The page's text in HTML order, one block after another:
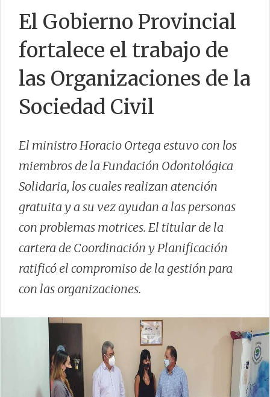
El Gobierno Provincial
fortalece el trabajo de
las Organizaciones de la
Sociedad Civil
El ministro Horacio Ortega estuvo con los
miembros de la Fundación Odontológica
Solidaria, los cuales realizan atención
gratuita y a su vez ayudan a las personas
con problemas motrices. El titular de la
cartera de Coordinación y Planificación
ratificó el compromiso de la gestión para
con las organizaciones.